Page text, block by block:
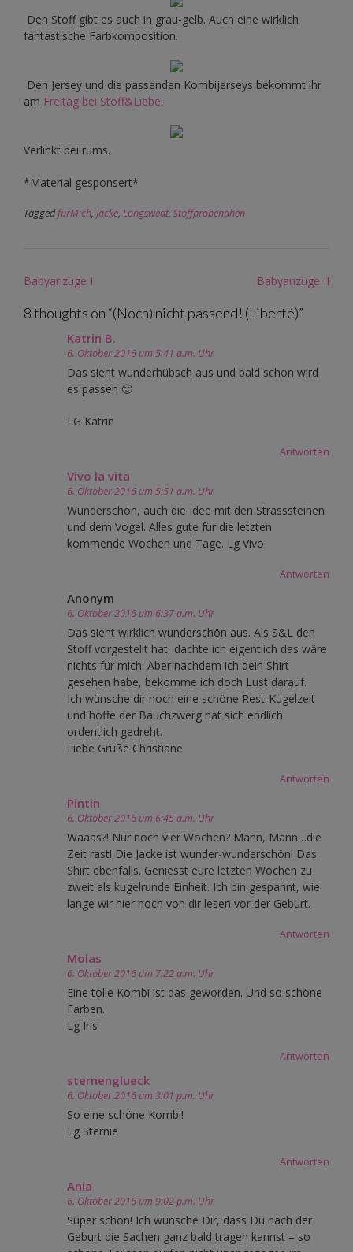
Den Stoff gibt es auch in grau-gelb. Auch eine wirklich
fantastische Farbkomposition.
Den Jersey und die passenden Kombijerseys bekommt ihr
am Freitag bei Stoff&Liebe.
Verlinkt bei rums.
*Material gesponsert*
TaggedfürMich, Jacke, Longsweat, Stoffprobenähen
Post
Babyanzüge I Babyanzüge II
8 thoughts on “(Noch) nicht passend! (Liberté)”
Katrin B.
6. Oktober 2016 um 5:41 a.m. Uhr
Das sieht wunderhübsch aus und bald schon wird
es passen 🙂
LG Katrin
Antworten
Vivo la vita
6. Oktober 2016 um 5:51 a.m. Uhr
Wunderschön, auch die Idee mit den Strasssteinen
und dem Vogel. Alles gute für die letzten
kommende Wochen und Tage. Lg Vivo
Antworten
Anonym
6. Oktober 2016 um 6:37 a.m. Uhr
Das sieht wirklich wunderschön aus. Als S&L den
Stoff vorgestellt hat, dachte ich eigentlich das wäre
nichts für mich. Aber nachdem ich dein Shirt
gesehen habe, bekomme ich doch Lust darauf.
Ich wünsche dir noch eine schöne Rest-Kugelzeit
und hoffe der Bauchzwerg hat sich endlich
ordentlich gedreht.
Liebe Grüße Christiane
Antworten
Pintin
6. Oktober 2016 um 6:45 a.m. Uhr
Waaas?! Nur noch vier Wochen? Mann, Mann…die
Zeit rast! Die Jacke ist wunder-wunderschön! Das
Shirt ebenfalls. Geniesst eure letzten Wochen zu
zweit als kugelrunde Einheit. Ich bin gespannt, wie
lange wir hier noch von dir lesen vor der Geburt.
Antworten
Molas
6. Oktober 2016 um 7:22 a.m. Uhr
Eine tolle Kombi ist das geworden. Und so schöne
Farben.
Lg Iris
Antworten
sternenglueck
6. Oktober 2016 um 3:01 p.m. Uhr
So eine schöne Kombi!
Lg Sternie
Antworten
Ania
6. Oktober 2016 um 9:02 p.m. Uhr
Super schön! Ich wünsche Dir, dass Du nach der
Geburt die Sachen ganz bald tragen kannst – so